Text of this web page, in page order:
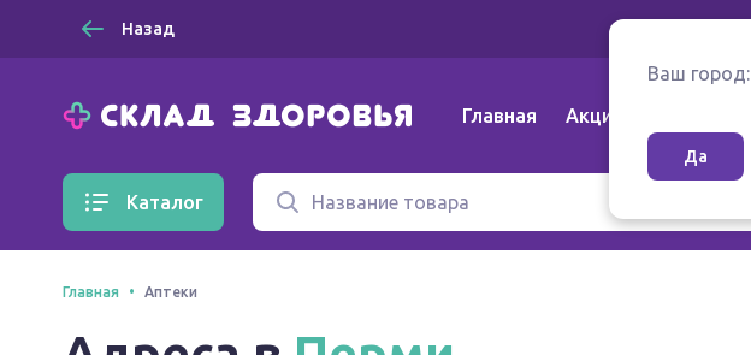
Назад
Главная Акции
Каталог
Ваш город:
Да
Главная Аптеки